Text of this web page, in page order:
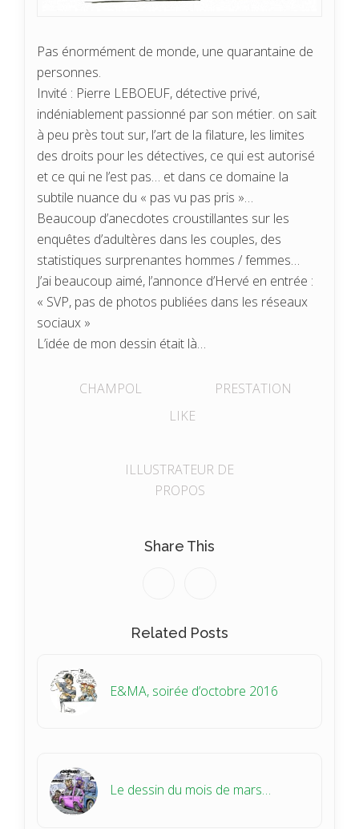
Pas énormément de monde, une quarantaine de
personnes.
Invité : Pierre LEBOEUF, détective privé,
indéniablement passionné par son métier. on sait
à peu près tout sur, l’art de la filature, les limites
des droits pour les détectives, ce qui est autorisé
et ce qui ne l’est pas… et dans ce domaine la
subtile nuance du « pas vu pas pris »…
Beaucoup d’anecdotes croustillantes sur les
enquêtes d’adultères dans les couples, des
statistiques surprenantes hommes / femmes…
J’ai beaucoup aimé, l’annonce d’Hervé en entrée :
« SVP, pas de photos publiées dans les réseaux
sociaux »
L’idée de mon dessin était là…
CHAMPOL
PRESTATION
LIKE
ILLUSTRATEUR DE
PROPOS
Share This
Related Posts
E&MA, soirée d’octobre 2016
Le dessin du mois de mars…